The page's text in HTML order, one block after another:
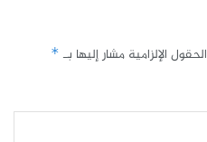
الحقول الإلزامية مشار إليها بـ *